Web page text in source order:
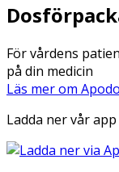
För vårdens
på din medicin
Läs mer om
Ladda ner vår app